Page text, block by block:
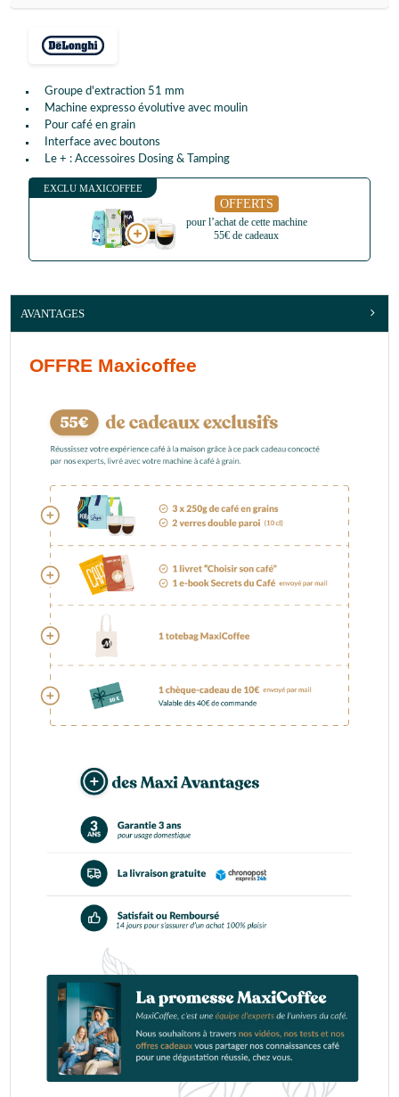
Groupe d'extraction 51 mm
Machine expresso évolutive avec moulin
Pour café en grain
Interface avec boutons
Le + : Accessoires Dosing & Tamping
EXCLU MAXICOFFEE
OFFERTS
pour l’achat de cette machine
55€ de cadeaux
AVANTAGES
OFFRE Maxicoffee